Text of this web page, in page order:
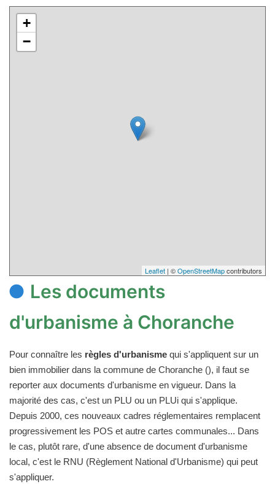
+
−
Leaflet | ©OpenStreetMapcontributors
Les documents
d'urbanisme à Choranche
Pour connaître les règles d'urbanisme qui s'appliquent sur un
bien immobilier dans la commune de Choranche (), il faut se
reporter aux documents d'urbanisme en vigueur. Dans la
majorité des cas, c'est un PLU ou un PLUi qui s'applique.
Depuis 2000, ces nouveaux cadres réglementaires remplacent
progressivement les POS et autre cartes communales... Dans
le cas, plutôt rare, d'une absence de document d'urbanisme
local, c'est le RNU (Règlement National d'Urbanisme) qui peut
s'appliquer.